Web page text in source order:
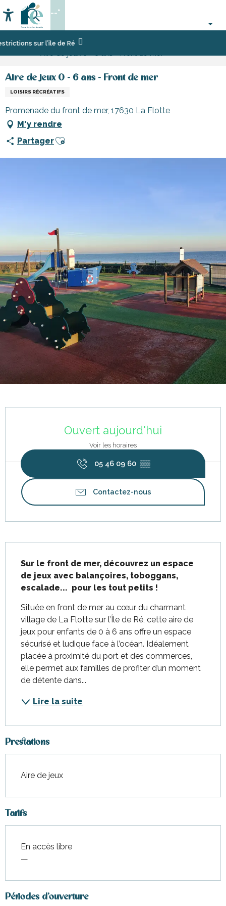
au
contenu
principalsur l’île de Ré
Accessibilité
Recherche
--°
Accueil
Activités,
et
Aire de jeux 0 - 6 ans - Front de mer
LOISIRS RÉCRÉATIFS
Promenade du front de mer, 17630 La Flotte
M'y rendre
PartagerAjouter aux favoris
Ouvert aujourd'hui
Voir les horaires
05 46 09 60 ▒▒
Contactez-nous
Sur le front de mer, découvrez un espace
de jeux avec balançoires, toboggans,
escalade...  pour les tout petits !
Située en front de mer au cœur du charmant
village de La Flotte sur l’Île de Ré, cette aire de
jeux pour enfants de 0 à 6 ans offre un espace
sécurisé et ludique face à l’océan. Idéalement
placée à proximité du port et des commerces,
elle permet aux familles de profiter d’un moment
de détente dans...
Lire la suite
Prestations
Aire de jeux
Tarifs
En accès libre
—
Périodes d'ouverture